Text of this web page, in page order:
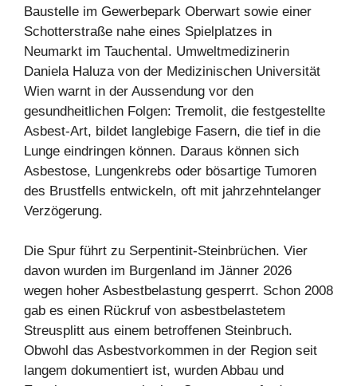
Baustelle im Gewerbepark Oberwart sowie einer
Schotterstraße nahe eines Spielplatzes in
Neumarkt im Tauchental. Umweltmedizinerin
Daniela Haluza von der Medizinischen Universität
Wien warnt in der Aussendung vor den
gesundheitlichen Folgen: Tremolit, die festgestellte
Asbest-Art, bildet langlebige Fasern, die tief in die
Lunge eindringen können. Daraus können sich
Asbestose, Lungenkrebs oder bösartige Tumoren
des Brustfells entwickeln, oft mit jahrzehntelanger
Verzögerung.
Die Spur führt zu Serpentinit-Steinbrüchen. Vier
davon wurden im Burgenland im Jänner 2026
wegen hoher Asbestbelastung gesperrt. Schon 2008
gab es einen Rückruf von asbestbelastetem
Streusplitt aus einem betroffenen Steinbruch.
Obwohl das Asbestvorkommen in der Region seit
langem dokumentiert ist, wurden Abbau und